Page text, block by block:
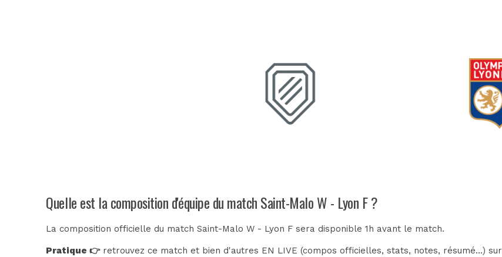
Quelle est la composition d'équipe du match Saint-Malo W - Lyon F ?
La composition officielle du match Saint-Malo W - Lyon F sera disponible 1h avant le match.
Pratique 👉retrouvez ce match et bien d'autres EN LIVE (compos officielles, stats, notes, résumé...) sur